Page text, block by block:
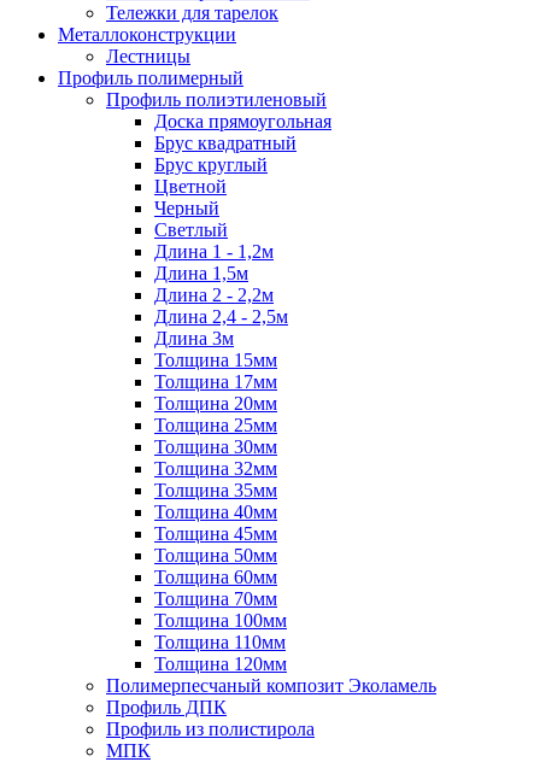
Тележки для тарелок
Металлоконструкции
Лестницы
Профиль полимерный
Профиль полиэтиленовый
Доска прямоугольная
Брус квадратный
Брус круглый
Цветной
Черный
Светлый
Длина 1 - 1,2м
Длина 1,5м
Длина 2 - 2,2м
Длина 2,4 - 2,5м
Длина 3м
Толщина 15мм
Толщина 17мм
Толщина 20мм
Толщина 25мм
Толщина 30мм
Толщина 32мм
Толщина 35мм
Толщина 40мм
Толщина 45мм
Толщина 50мм
Толщина 60мм
Толщина 70мм
Толщина 100мм
Толщина 110мм
Толщина 120мм
Полимерпесчаный композит Эколамель
Профиль ДПК
Профиль из полистирола
МПК